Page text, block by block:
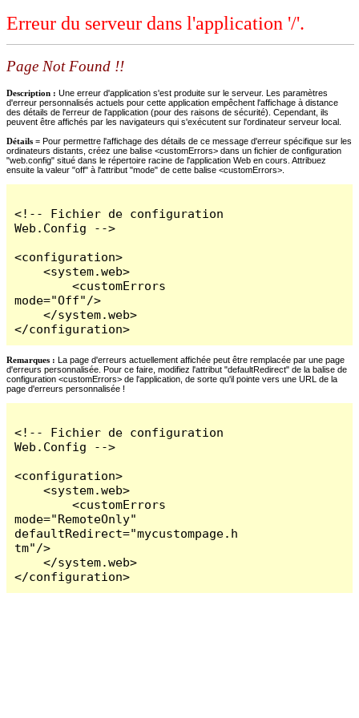
Erreur du serveur dans l'application '/'.
Page Not Found !!
Description : Une erreur d'application s'est produite sur le serveur. Les paramètres
d'erreur personnalisés actuels pour cette application empêchent l'affichage à distance
des détails de l'erreur de l'application (pour des raisons de sécurité). Cependant, ils
peuvent être affichés par les navigateurs qui s'exécutent sur l'ordinateur serveur local.
Détails = Pour permettre l'affichage des détails de ce message d'erreur spécifique sur les
ordinateurs distants, créez une balise <customErrors> dans un fichier de configuration
"web.config" situé dans le répertoire racine de l'application Web en cours. Attribuez
ensuite la valeur "off" à l'attribut "mode" de cette balise <customErrors>.
<!-- Fichier de configuration
Web.Config -->
<configuration>
    <system.web>
        <customErrors
mode="Off"/>
    </system.web>
</configuration>
Remarques : La page d'erreurs actuellement affichée peut être remplacée par une page
d'erreurs personnalisée. Pour ce faire, modifiez l'attribut "defaultRedirect" de la balise de
configuration <customErrors> de l'application, de sorte qu'il pointe vers une URL de la
page d'erreurs personnalisée !
<!-- Fichier de configuration
Web.Config -->
<configuration>
    <system.web>
        <customErrors
mode="RemoteOnly"
defaultRedirect="mycustompage.h
tm"/>
    </system.web>
</configuration>